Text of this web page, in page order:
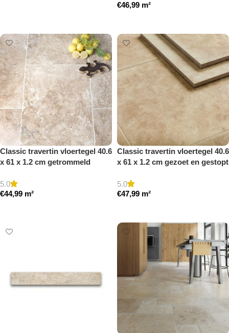
€46,99 m²
Classic travertin vloertegel 40.6
x 61 x 1.2 cm getrommeld
5.0
€44,99 m²
Classic travertin vloertegel 40.6
x 61 x 1.2 cm gezoet en gestopt
5.0
€47,99 m²